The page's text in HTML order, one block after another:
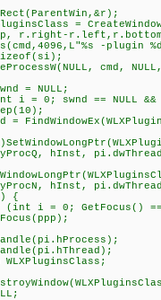
=
r.right-r.left,r.bottom-
-plugin
cmd,
= NULL;
swnd == NULL &&
hInst,
hInst,
{
0; GetFocus() ==